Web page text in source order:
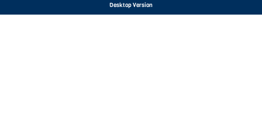
Desktop Version